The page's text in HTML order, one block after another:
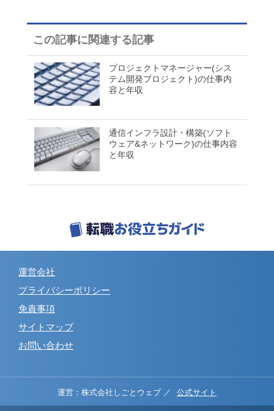
この記事に関連する記事
プロジェクトマネージャー(シス
テム開発プロジェクト)の仕事内
容と年収
通信インフラ設計・構築(ソフト
ウェア&ネットワーク)の仕事内容
と年収
運営会社
プライバシーポリシー
免責事項
サイトマップ
お問い合わせ
運営：株式会社しごとウェブ ／ 公式サイト